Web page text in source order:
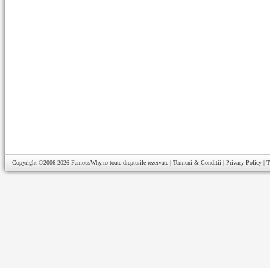
Copyright ©2006-2026 FamousWhy.ro toate drepturile rezervate | Termeni & Conditii | Privacy Policy |